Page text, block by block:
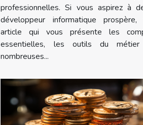
professionnelles. Si vous aspirez à
développeur informatique
article qui vous présente les
essentielles, les outils du
nombreuses...